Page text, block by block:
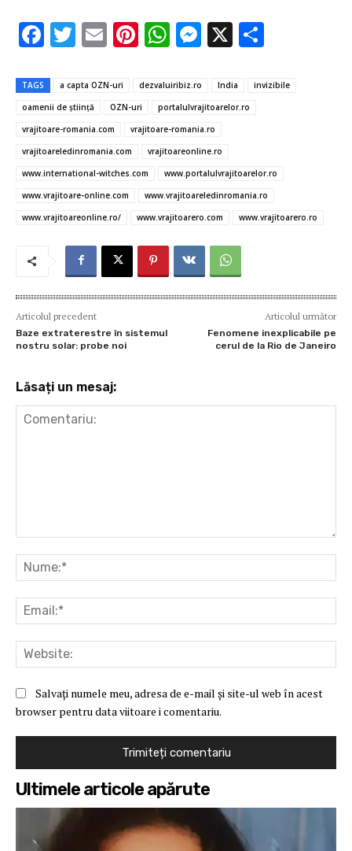
F
e
b
o
o
k
T
it
te
r
E
ai
l
Pi
er
es
t
W
at
s
A
p
p
M
se
n
g
er
X
ta
TAGS a capta OZN-uri dezvaluiribiz.ro India
invizibile
oamenii de ştiinţă
OZN-uri
portalulvrajitoarelor.ro
vrajitoare-romania.com
vrajitoare-romania.ro
vrajitoareledinromania.com
vrajitoareonline.ro
www.international-witches.com
www.portalulvrajitoarelor.ro
www.vrajitoare-online.com
www.vrajitoareledinromania.ro
www.vrajitoareonline.ro/
www.vrajitoarero.com www.vrajitoarero.ro
Articolul precedent
Baze extraterestre în sistemul
nostru solar: probe noi
Articolul următor
Fenomene inexplicabile pe
cerul de la Rio de Janeiro
Lăsați un mesaj:
Salvați numele meu, adresa de e-mail și site-ul web în acest
browser pentru data viitoare i comentariu.
Ultimele articole apărute